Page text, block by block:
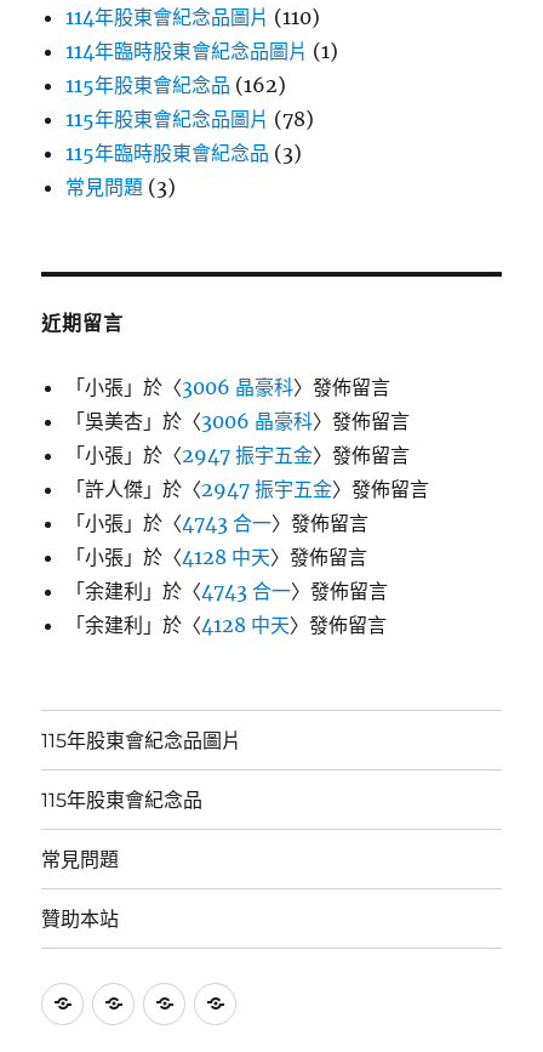
114年股東會紀念品圖片 (110)
114年臨時股東會紀念品圖片 (1)
115年股東會紀念品 (162)
115年股東會紀念品圖片 (78)
115年臨時股東會紀念品 (3)
常見問題 (3)
近期留言
「小張 」於〈3006 晶豪科〉發佈留言
「吳美杏 」於〈3006 晶豪科〉發佈留言
「小張 」於〈2947 振宇五金〉發佈留言
「許人傑 」於〈2947 振宇五金〉發佈留言
「小張 」於〈4743 合一〉發佈留言
「小張 」於〈4128 中天〉發佈留言
「余建利 」於〈4743 合一〉發佈留言
「余建利 」於〈4128 中天〉發佈留言
115年股東會紀念品圖片
115年股東會紀念品
常見問題
贊助本站
115
115
常
贊